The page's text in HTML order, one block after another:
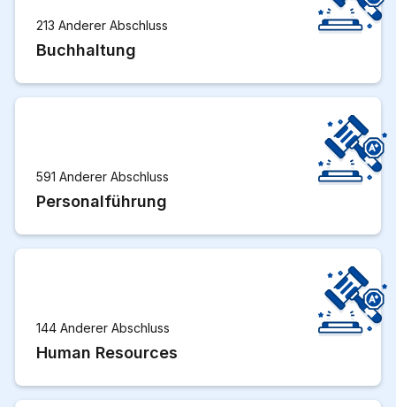
213 Anderer Abschluss
Buchhaltung
591 Anderer Abschluss
Personalführung
144 Anderer Abschluss
Human Resources